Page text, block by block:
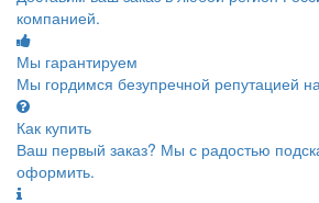
компанией.
Мы гарантируем
Мы гордимся безупречной репутацией
Как купить
Ваш первый заказ? Мы с радостью
оформить.